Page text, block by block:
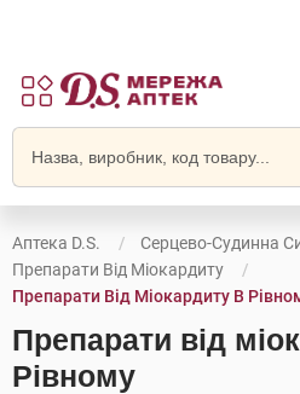
Аптека D.S.
Серцево-Судинна
Препарати Від Міокардиту
Препарати Від Міокардиту В
Препарати від
Рівному